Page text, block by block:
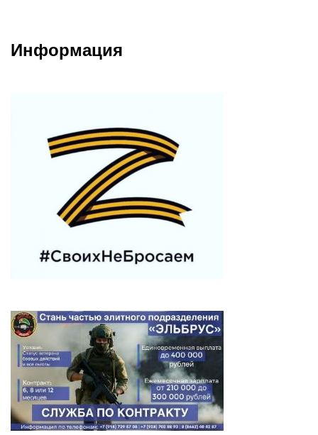
Информация